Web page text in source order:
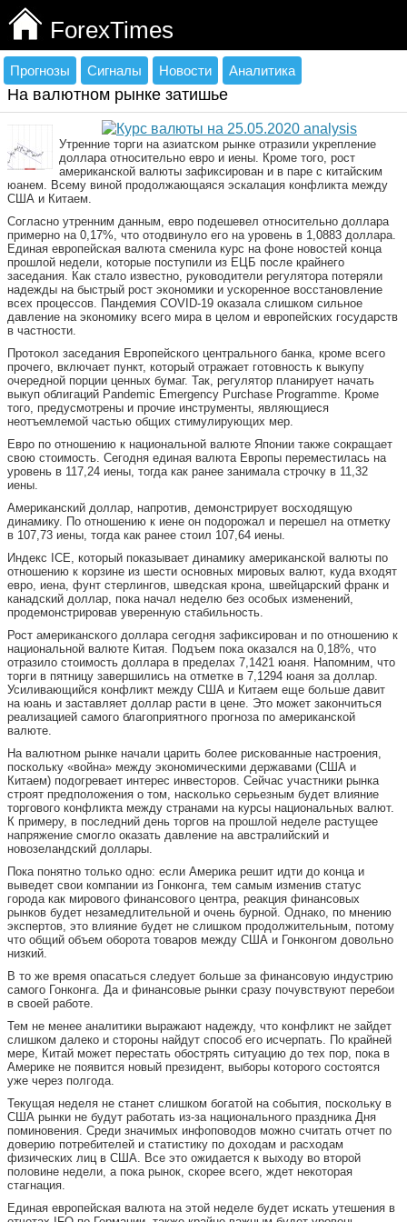
ForexTimes
Прогнозы Сигналы Новости Аналитика
На валютном рынке затишье
Утренние торги на азиатском рынке отразили укрепление
доллара относительно евро и иены. Кроме того, рост
американской валюты зафиксирован и в паре с китайским
юанем. Всему виной продолжающаяся эскалация конфликта между
США и Китаем.
Согласно утренним данным, евро подешевел относительно доллара
примерно на 0,17%, что отодвинуло его на уровень в 1,0883 доллара.
Единая европейская валюта сменила курс на фоне новостей конца
прошлой недели, которые поступили из ЕЦБ после крайнего
заседания. Как стало известно, руководители регулятора потеряли
надежды на быстрый рост экономики и ускоренное восстановление
всех процессов. Пандемия COVID-19 оказала слишком сильное
давление на экономику всего мира в целом и европейских государств
в частности.
Протокол заседания Европейского центрального банка, кроме всего
прочего, включает пункт, который отражает готовность к выкупу
очередной порции ценных бумаг. Так, регулятор планирует начать
выкуп облигаций Pandemic Emergency Purchase Programme. Кроме
того, предусмотрены и прочие инструменты, являющиеся
неотъемлемой частью общих стимулирующих мер.
Евро по отношению к национальной валюте Японии также сокращает
свою стоимость. Сегодня единая валюта Европы переместилась на
уровень в 117,24 иены, тогда как ранее занимала строчку в 11,32
иены.
Американский доллар, напротив, демонстрирует восходящую
динамику. По отношению к иене он подорожал и перешел на отметку
в 107,73 иены, тогда как ранее стоил 107,64 иены.
Индекс ICE, который показывает динамику американской валюты по
отношению к корзине из шести основных мировых валют, куда входят
евро, иена, фунт стерлингов, шведская крона, швейцарский франк и
канадский доллар, пока начал неделю без особых изменений,
продемонстрировав уверенную стабильность.
Рост американского доллара сегодня зафиксирован и по отношению к
национальной валюте Китая. Подъем пока оказался на 0,18%, что
отразило стоимость доллара в пределах 7,1421 юаня. Напомним, что
торги в пятницу завершились на отметке в 7,1294 юаня за доллар.
Усиливающийся конфликт между США и Китаем еще больше давит
на юань и заставляет доллар расти в цене. Это может закончиться
реализацией самого благоприятного прогноза по американской
валюте.
На валютном рынке начали царить более рискованные настроения,
поскольку «война» между экономическими державами (США и
Китаем) подогревает интерес инвесторов. Сейчас участники рынка
строят предположения о том, насколько серьезным будет влияние
торгового конфликта между странами на курсы национальных валют.
К примеру, в последний день торгов на прошлой неделе растущее
напряжение смогло оказать давление на австралийский и
новозеландский доллары.
Пока понятно только одно: если Америка решит идти до конца и
выведет свои компании из Гонконга, тем самым изменив статус
города как мирового финансового центра, реакция финансовых
рынков будет незамедлительной и очень бурной. Однако, по мнению
экспертов, это влияние будет не слишком продолжительным, потому
что общий объем оборота товаров между США и Гонконгом довольно
низкий.
В то же время опасаться следует больше за финансовую индустрию
самого Гонконга. Да и финансовые рынки сразу почувствуют перебои
в своей работе.
Тем не менее аналитики выражают надежду, что конфликт не зайдет
слишком далеко и стороны найдут способ его исчерпать. По крайней
мере, Китай может перестать обострять ситуацию до тех пор, пока в
Америке не появится новый президент, выборы которого состоятся
уже через полгода.
Текущая неделя не станет слишком богатой на события, поскольку в
США рынки не будут работать из-за национального праздника Дня
поминовения. Среди значимых инфоповодов можно считать отчет по
доверию потребителей и статистику по доходам и расходам
физических лиц в США. Все это ожидается к выходу во второй
половине недели, а пока рынок, скорее всего, ждет некоторая
стагнация.
Единая европейская валюта на этой неделе будет искать утешения в